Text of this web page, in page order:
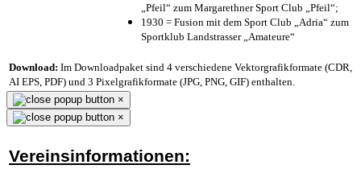
„Pfeil“ zum Margarethner Sport Club „Pfeil“;
1930 = Fusion mit dem Sport Club „Adria“ zum
Sportklub Landstrasser „Amateure“
Download: Im Downloadpaket sind 4 verschiedene Vektorgrafikformate (CDR,
AI EPS, PDF) und 3 Pixelgrafikformate (JPG, PNG, GIF) enthalten.
×
×
Vereinsinformationen: